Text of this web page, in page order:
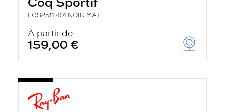
LCS2511 401 NOIR MAT
À partir de
159,00 €